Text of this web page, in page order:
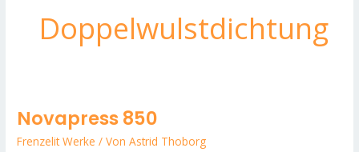
Doppelwulstdichtung
Novapress 850
Frenzelit Werke / VonAstrid Thoborg
Novapress
850